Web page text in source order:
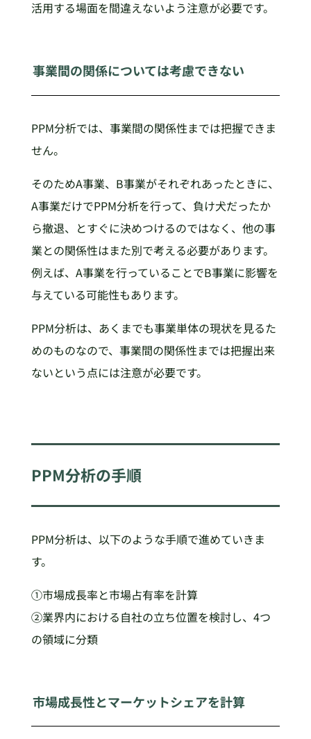
活用する場面を間違えないよう注意が必要です。
事業間の関係については考慮できない
PPM分析では、事業間の関係性までは把握できま
せん。
そのためA事業、B事業がそれぞれあったときに、
A事業だけでPPM分析を行って、負け犬だったか
ら撤退、とすぐに決めつけるのではなく、他の事
業との関係性はまた別で考える必要があります。
例えば、A事業を行っていることでB事業に影響を
与えている可能性もあります。
PPM分析は、あくまでも事業単体の現状を見るた
めのものなので、事業間の関係性までは把握出来
ないという点には注意が必要です。
PPM分析の手順
PPM分析は、以下のような手順で進めていきま
す。
①市場成長率と市場占有率を計算
②業界内における自社の立ち位置を検討し、4つ
の領域に分類
市場成長性とマーケットシェアを計算